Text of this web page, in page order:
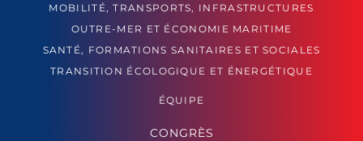
MOBILITÉ, TRANSPORTS, INFRASTRUCTURES
OUTRE-MER ET ÉCONOMIE MARITIME
SANTÉ, FORMATIONS SANITAIRES ET SOCIALES
TRANSITION ÉCOLOGIQUE ET ÉNERGÉTIQUE
ÉQUIPE
CONGRÈS